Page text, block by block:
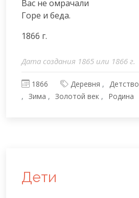
Вас не омрачали
Горе и беда.
1866 г.
Дата создания 1865 или 1866 г.
1866 Деревня Детство
Зима
Золотой век Родина
Дети